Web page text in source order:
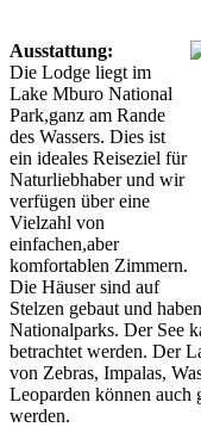
Ausstattung:
Die Lodge liegt im
Lake Mburo National
Park,ganz am Rande
des Wassers. Dies ist
ein ideales Reiseziel für
Naturliebhaber und wir
verfügen über eine
Vielzahl von
einfachen,aber
komfortablen Zimmern.
Die Häuser sind auf
Stelzen gebaut und
Nationalparks. Der See
betrachtet werden. Der
von Zebras, Impalas,
Leoparden können auch
werden.